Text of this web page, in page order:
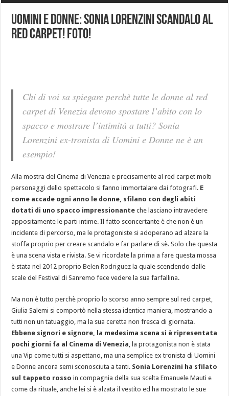
Uomini e Donne: Sonia Lorenzini scandalo al
red carpet! Foto!
Chi di voi sa spiegare perchè tutte le donne al red
carpet di Venezia devono spostare l’abito con lo
spacco e mostrare l’intimità a tutti? Sonia
Lorenzini ex-tronista di Uomini e Donne ne è un
esempio!
Alla mostra del Cinema di Venezia e precisamente al red carpet molti
personaggi dello spettacolo si fanno immortalare dai fotografi. E
come accade ogni anno le donne, sfilano con degli abiti
dotati di uno spacco impressionante che lasciano intravedere
appositamente le parti intime. Il fatto sconcertante è che non è un
incidente di percorso, ma le protagoniste si adoperano ad alzare la
stoffa proprio per creare scandalo e far parlare di sè. Solo che questa
è una scena vista e rivista. Se vi ricordate la prima a fare questa mossa
è stata nel 2012 proprioBelen Rodriguez la quale scendendo dalle
scale del Festival di Sanremo fece vedere la sua farfallina.
Ma non è tutto perchè proprio lo scorso anno sempre sul red carpet,
Giulia Salemi si comportò nella stessa identica maniera, mostrando a
tutti non un tatuaggio, ma la sua ceretta non fresca di giornata.
Ebbene signori e signore, la medesima scena si è ripresentata
pochi giorni fa al Cinema di Venezia, la protagonista non è stata
una Vip come tutti si aspettano, ma una semplice ex tronista di Uomini
e Donne ancora semi sconosciuta a tanti. Sonia Lorenzini ha sfilato
sul tappeto rosso in compagnia della sua scelta Emanuele Mauti e
come da rituale, anche lei si è alzata il vestito ed ha mostrato le sue